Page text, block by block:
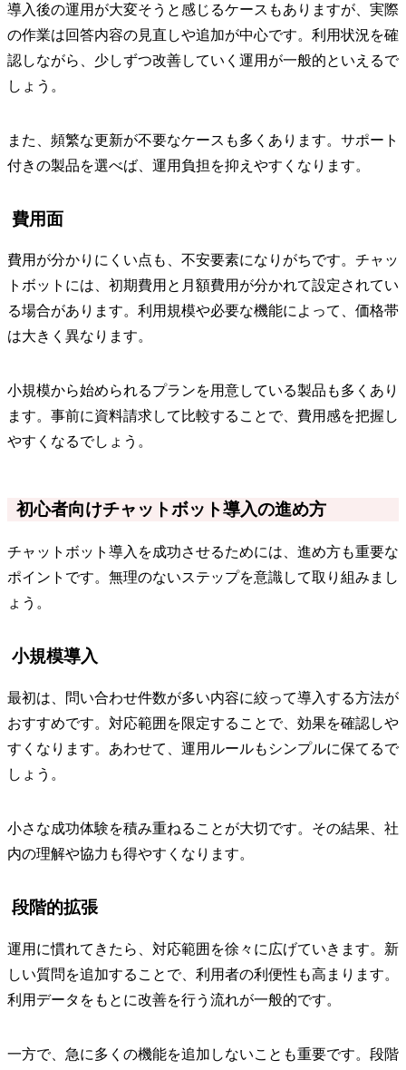
導入後の運用が大変そうと感じるケースもありますが、実際
の作業は回答内容の見直しや追加が中心です。利用状況を確
認しながら、少しずつ改善していく運用が一般的といえるで
しょう。
また、頻繁な更新が不要なケースも多くあります。サポート
付きの製品を選べば、運用負担を抑えやすくなります。
費用面
費用が分かりにくい点も、不安要素になりがちです。チャッ
トボットには、初期費用と月額費用が分かれて設定されてい
る場合があります。利用規模や必要な機能によって、価格帯
は大きく異なります。
小規模から始められるプランを用意している製品も多くあり
ます。事前に資料請求して比較することで、費用感を把握し
やすくなるでしょう。
初心者向けチャットボット導入の進め方
チャットボット導入を成功させるためには、進め方も重要な
ポイントです。無理のないステップを意識して取り組みまし
ょう。
小規模導入
最初は、問い合わせ件数が多い内容に絞って導入する方法が
おすすめです。対応範囲を限定することで、効果を確認しや
すくなります。あわせて、運用ルールもシンプルに保てるで
しょう。
小さな成功体験を積み重ねることが大切です。その結果、社
内の理解や協力も得やすくなります。
段階的拡張
運用に慣れてきたら、対応範囲を徐々に広げていきます。新
しい質問を追加することで、利用者の利便性も高まります。
利用データをもとに改善を行う流れが一般的です。
一方で、急に多くの機能を追加しないことも重要です。段階